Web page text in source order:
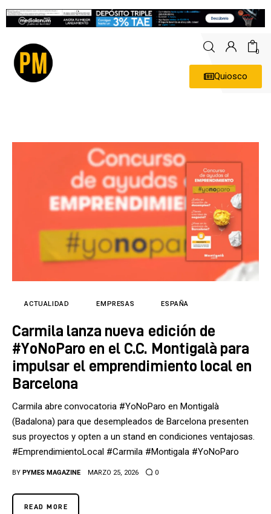
0
Quiosco
Economía
Empresas
Entrevistas
Expertos
Cultura
LifeStyle
Directorio
ACTUALIDAD EMPRESAS ESPAÑA
Carmila lanza nueva edición de
#YoNoParo en el C.C. Montigalà para
impulsar el emprendimiento local en
Barcelona
Carmila abre convocatoria #YoNoParo en Montigalà
(Badalona) para que desempleados de Barcelona presenten
sus proyectos y opten a un stand en condiciones ventajosas.
#EmprendimientoLocal #Carmila #Montigala #YoNoParo
BY PYMES MAGAZINE MARZO 25, 2026 0
READ MORE